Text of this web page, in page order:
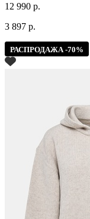
12 990 р.
3 897 р.
РАСПРОДАЖА -70%